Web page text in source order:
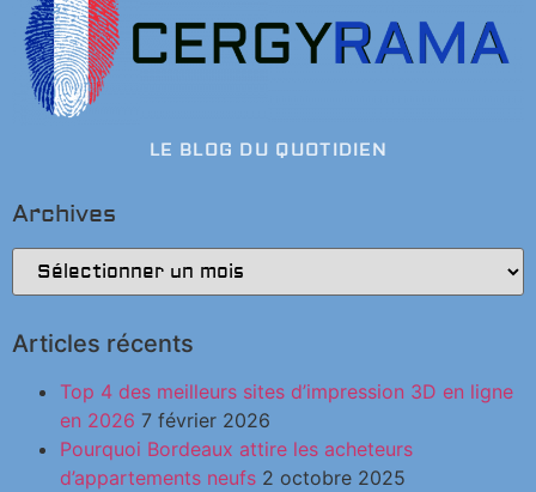
LE BLOG DU QUOTIDIEN
Archives
Articles récents
Top 4 des meilleurs sites d’impression 3D en ligne
en 2026 7 février 2026
Pourquoi Bordeaux attire les acheteurs
d’appartements neufs 2 octobre 2025